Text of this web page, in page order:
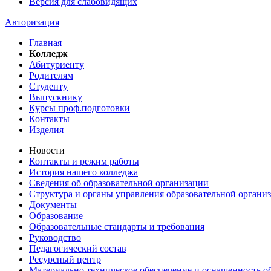
Авторизация
Главная
Колледж
Абитуриенту
Родителям
Студенту
Выпускнику
Курсы проф.подготовки
Контакты
Изделия
Новости
Контакты и режим работы
История нашего колледжа
Сведения об образовательной организации
Структура и органы управления образовательной
Документы
Образование
Образовательные стандарты и требования
Руководство
Педагогический состав
Ресурсный центр